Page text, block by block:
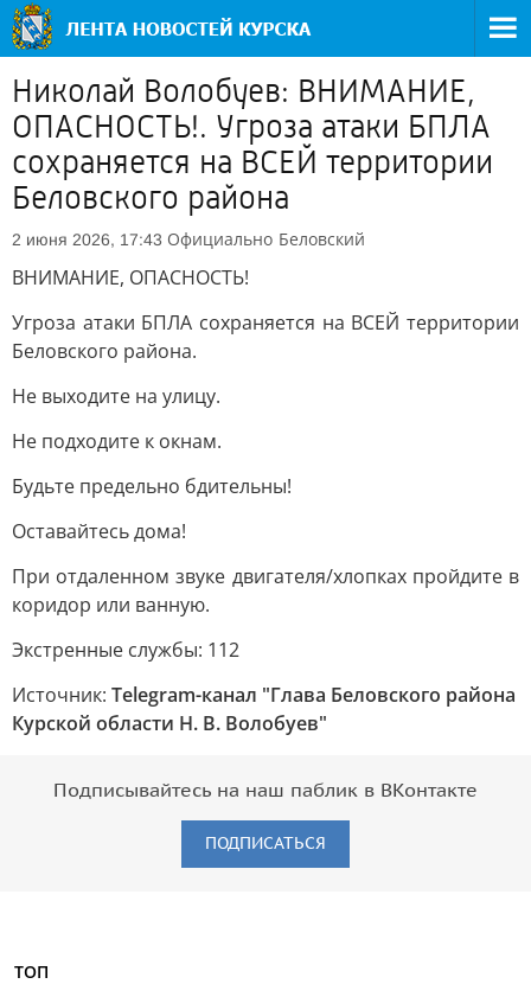
Николай Волобуев: ВНИМАНИЕ,
ОПАСНОСТЬ!. Угроза атаки БПЛА
сохраняется на ВСЕЙ территории
Беловского района
2 июня 2026, 17:43 Официально Беловский
ВНИМАНИЕ, ОПАСНОСТЬ!
Угроза атаки БПЛА сохраняется на ВСЕЙ территории
Беловского района.
Не выходите на улицу.
Не подходите к окнам.
Будьте предельно бдительны!
Оставайтесь дома!
При отдаленном звуке двигателя/хлопках пройдите в
коридор или ванную.
Экстренные службы: 112
Источник: Telegram-канал "Глава Беловского района
Курской области Н. В. Волобуев"
Подписывайтесь на наш паблик в ВКонтакте
ПОДПИСАТЬСЯ
ТОП